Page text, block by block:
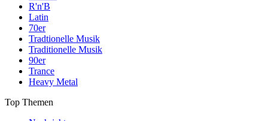
R'n'B
Latin
70er
Tradtionelle Musik
Traditionelle Musik
90er
Trance
Heavy Metal
Top Themen